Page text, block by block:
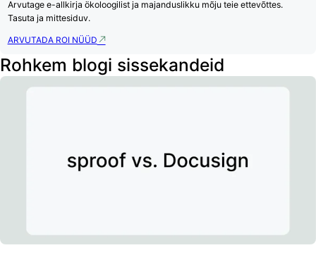
Arvutage e-allkirja ökoloogilist ja majanduslikku mõju teie ettevõttes.
Tasuta ja mittesiduv.
ARVUTADA ROI NÜÜD
Rohkem blogi sissekandeid